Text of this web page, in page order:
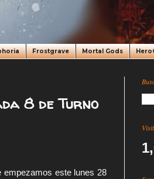
Frostgrave Mortal Gods
8 de Turno
empezamos este lunes 28